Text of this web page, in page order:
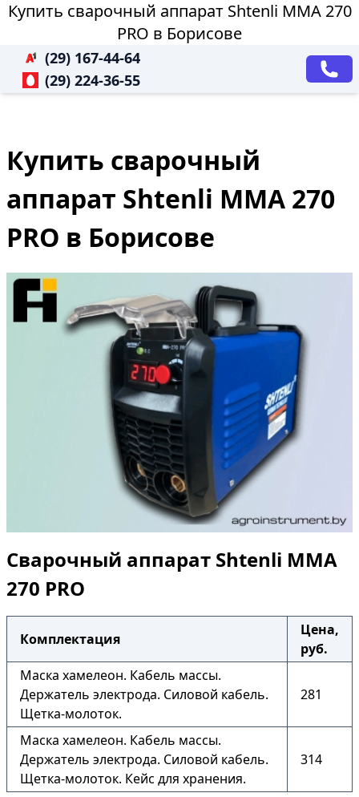
Купить сварочный аппарат Shtenli ММА 270
PRO в Борисове
(29) 167-44-64
(29) 224-36-55
Купить сварочный
аппарат Shtenli ММА 270
PRO в Борисове
Сварочный аппарат Shtenli ММА
270 PRO
Комплектация
Цена,
руб.
Маска хамелеон. Кабель массы.
Держатель электрода. Силовой кабель.
Щетка-молоток.
281
Маска хамелеон. Кабель массы.
Держатель электрода. Силовой кабель.
Щетка-молоток. Кейс для хранения.
314